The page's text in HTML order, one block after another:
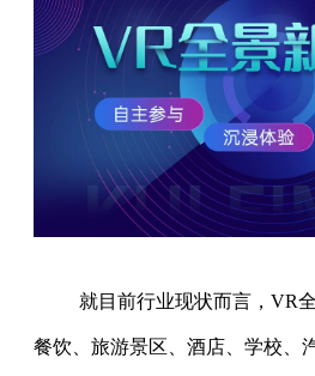
就目前行业现状而言，VR
餐饮、旅游景区、酒店、学校、